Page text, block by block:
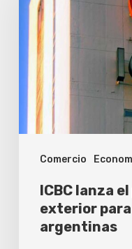
Comercio
premio
comercio
exterior
para
empresas
argentinas
ICBC lanza
exterior
argentinas